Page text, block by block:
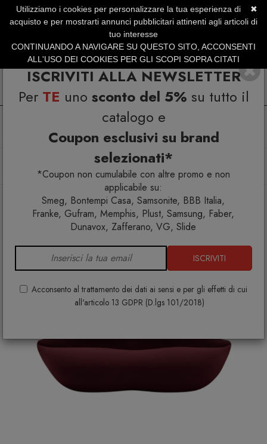
ISCRIVITI ALLA NEWSLETTER
Per TE uno sconto del 5% su tutto il
catalogo e
Coupon esclusivi su brand
selezionati*
*Coupon non cumulabile con altre promo e non
applicabile su:
Smeg, Bontempi Casa, Samsonite, BBB Italia,
Franke, Gufram, Memphis, Plust, Samsung, Faber,
Dunavox, Zafferano, VG, Slide
ISCRIVITI
Acconsento al trattamento dei dati ai sensi e per gli effetti di cui
all'articolo 13 GDPR (D.lgs 101/2018)
SERVIZIO CLIENTI +39.0773.470.562
SUMMER SALES | Fino al 31 Agosto
Arredo interno
Gufram Unlimited Divano Wine 710
✖
Utilizziamo i cookies per personalizzare la tua esperienza di
acquisto e per mostrarti annunci pubblicitari attinenti agli articoli di
tuo interesse
CONTINUANDO A NAVIGARE SU QUESTO SITO, ACCONSENTI
ALL'USO DEI COOKIES PER GLI SCOPI SOPRA CITATI